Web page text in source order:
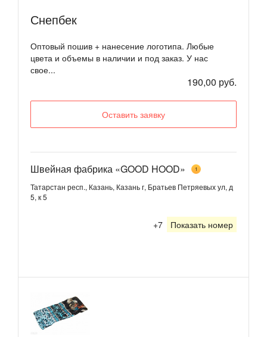
Снепбек
Оптовый пошив + нанесение логотипа. Любые
цвета и объемы в наличии и под заказ. У нас
свое...
190,00 руб.
Оставить заявку
Швейная фабрика «GOOD HOOD» 1
Татарстан респ., Казань, Казань г, Братьев Петряевых ул, д
5, к 5
+7 Показать номер